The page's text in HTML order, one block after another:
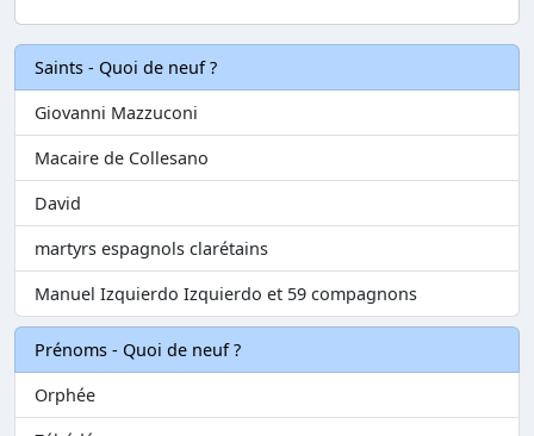
Saints - Quoi de neuf ?
Giovanni Mazzuconi
Macaire de Collesano
David
martyrs espagnols clarétains
Manuel Izquierdo Izquierdo et 59 compagnons
Prénoms - Quoi de neuf ?
Orphée